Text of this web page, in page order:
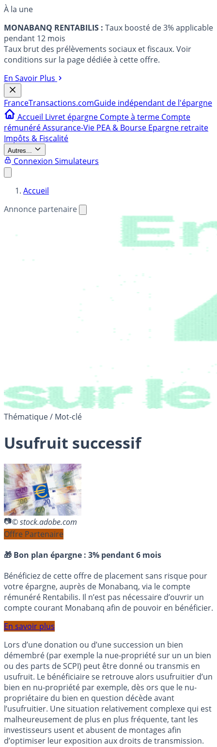
À la une
MONABANQ RENTABILIS : Taux boosté de 3% applicable
pendant 12 mois
Taux brut des prélèvements sociaux et fiscaux. Voir
conditions sur la page dédiée à cette offre.
En Savoir Plus
FranceTransactions.comGuide indépendant de l'épargne
Accueil Livret épargne Compte à terme Compte
rémunéréAssurance-Vie PEA & Bourse Epargne retraite
Impôts & Fiscalité
Autres...
Connexion Simulateurs
Accueil
Annonce partenaire
Thématique / Mot-clé
Usufruit successif
© stock.adobe.com
Offre Partenaire
🎁 Bon plan épargne : 3% pendant 6 mois
Bénéficiez de cette offre de placement sans risque pour
votre épargne, auprès de Monabanq, via le compte
rémunéré Rentabilis. Il n’est pas nécessaire d’ouvrir un
compte courant Monabanq afin de pouvoir en bénéficier.
En savoir plus
Lors d’une donation ou d’une succession un bien
démembré (par exemple la nue-propriété sur un un bien
ou des parts de SCPI) peut être donné ou transmis en
usufruit. Le bénéficiaire se retrouve alors usufruitier d’un
bien en nu-propriété par exemple, dès ors que le nu-
propriétaire du bien en question décède avant
l’usufruitier. Une situation relativement complexe qui est
malheureusement de plus en plus fréquente, tant les
investisseurs usent et abusent de montages afin
d’optimiser leur exposition aux droits de transmission.